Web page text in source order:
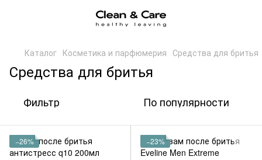
Каталог Косметика и парфюмерия Средства для бритья
Средства для бритья
Фильтр По популярности
−26% −23%